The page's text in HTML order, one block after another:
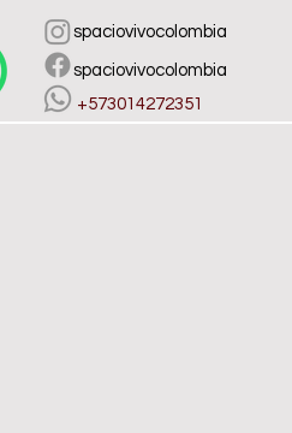
spaciovivocolombia
spaciovivocolombia
​ +573014272351